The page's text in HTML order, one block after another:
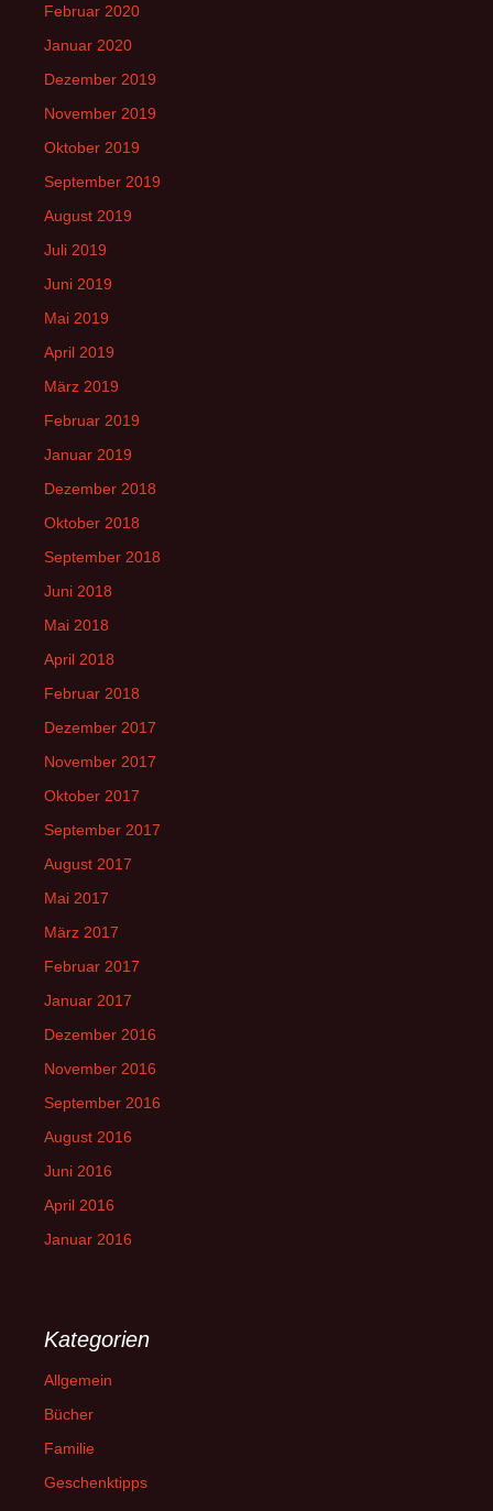
Februar 2020
Januar 2020
Dezember 2019
November 2019
Oktober 2019
September 2019
August 2019
Juli 2019
Juni 2019
Mai 2019
April 2019
März 2019
Februar 2019
Januar 2019
Dezember 2018
Oktober 2018
September 2018
Juni 2018
Mai 2018
April 2018
Februar 2018
Dezember 2017
November 2017
Oktober 2017
September 2017
August 2017
Mai 2017
März 2017
Februar 2017
Januar 2017
Dezember 2016
November 2016
September 2016
August 2016
Juni 2016
April 2016
Januar 2016
Kategorien
Allgemein
Bücher
Familie
Geschenktipps